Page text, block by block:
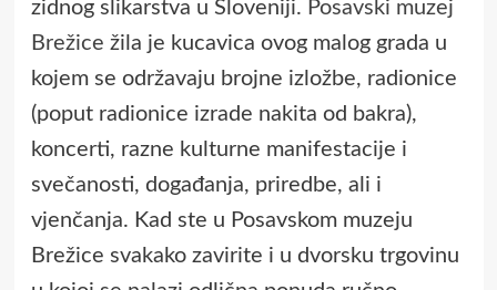
zidnog slikarstva u Sloveniji. Posavski muzej
Brežice žila je kucavica ovog malog grada u
kojem se održavaju brojne izložbe, radionice
(poput radionice izrade nakita od bakra),
koncerti, razne kulturne manifestacije i
svečanosti, događanja, priredbe, ali i
vjenčanja. Kad ste u Posavskom muzeju
Brežice svakako zavirite i u dvorsku trgovinu